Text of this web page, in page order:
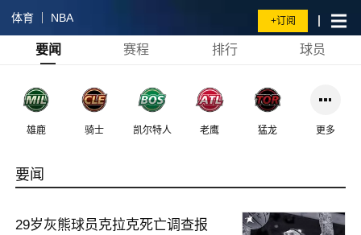
体育 NBA +订阅
要闻 赛程 排行 球员
雄鹿 骑士 凯尔特人 老鹰 猛龙 更多
要闻
29岁灰熊球员克拉克死亡调查报